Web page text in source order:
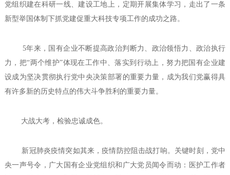
党组织建在科研一线、建设工地上，定期开展集体学习，走出了一条
新型举国体制下抓党建促重大科技专项工作的成功之路。
5年来，国有企业不断提高政治判断力、政治领悟力、政治执行
力，把“两个维护”体现在工作中、落实到行动上，努力把国有企业建
设成为坚决贯彻执行党中央决策部署的重要力量，成为我们党赢得具
有许多新的历史特点的伟大斗争胜利的重要力量。
大战大考，检验忠诚成色。
新冠肺炎疫情突如其来，疫情防控阻击战打响。关键时刻，党中
央一声号令，广大国有企业党组织和广大党员闻令而动：医护工作者